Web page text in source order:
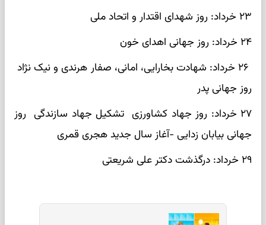
۲۳ خرداد: روز شهدای اقتدار و اتحاد ملی
۲۴ خرداد: روز جهانی اهدای خون
۲۶ خرداد: شهادت بخارایی، امانی، صفار هرندی و نیک نژاد
روز جهانی پدر
۲۷ خرداد: روز جهاد کشاورزی تشکیل جهاد سازندگی روز
جهانی بیابان زدایی -آغاز سال جدید هجری قمری
۲۹ خرداد: درگذشت دکتر علی شریعتی